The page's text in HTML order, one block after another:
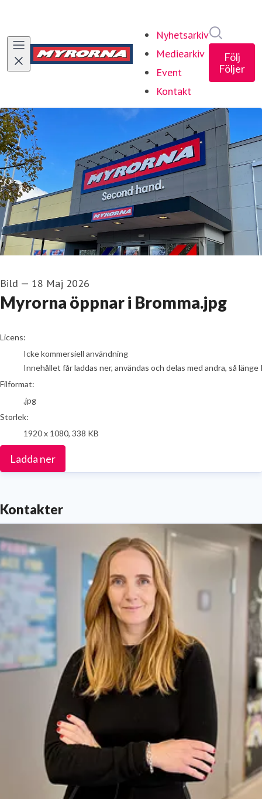
Nyhetsarkiv
Mediearkiv
Event
Kontakt
Följ
Följer
Bild — 18 Maj 2026
Myrorna öppnar i Bromma.jpg
go to media item
Licens:
Icke kommersiell användning
Innehållet får laddas ner, användas och delas med andra, så
Filformat:
.jpg
Storlek:
1920 x 1080, 338 KB
Ladda ner
Kontakter